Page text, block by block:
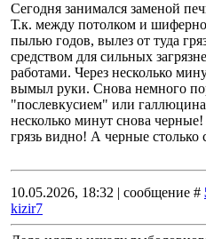
Сегодня занимался заменой
Т.к. между потолком и
пылью годов, вылез от туда
средством для сильных
работами. Через несколько
вымыл руки. Снова немного
"послевкусием" или
несколько минут снова
грязь видно! А черные
10.05.2026, 18:32 | сообщение #
kizir7